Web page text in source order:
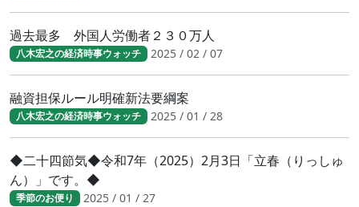
過去最多 外国人労働者２３０万人
八木宏之の経済時事ウォッチ 2025 / 02 / 07
融資担保ルール明確新法要綱案
八木宏之の経済時事ウォッチ 2025 / 01 / 28
◆二十四節気◆令和7年（2025）2月3日「立春（りっしゅ
ん）」です。◆
季節のお便り 2025 / 01 / 27